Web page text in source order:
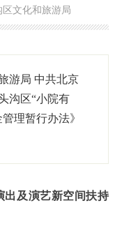
区文化和旅游局
游局 中共北京
沟区“小院有
理暂行办法》
出及演艺新空间扶持